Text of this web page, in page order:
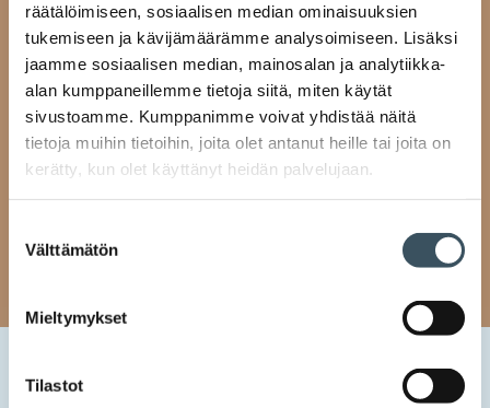
räätälöimiseen, sosiaalisen median ominaisuuksien
tukemiseen ja kävijämäärämme analysoimiseen. Lisäksi
jaamme sosiaalisen median, mainosalan ja analytiikka-
alan kumppaneillemme tietoja siitä, miten käytät
sivustoamme. Kumppanimme voivat yhdistää näitä
tietoja muihin tietoihin, joita olet antanut heille tai joita on
kerätty, kun olet käyttänyt heidän palvelujaan.
valinta
Välttämätön
Mieltymykset
Tilastot
Bestseller kantaa yhteiskuntavastuuta tarjoamalla